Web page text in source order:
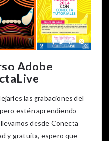
Adobe
las grabaciones del
estén aprendiendo
desde Conecta
y gratuita, espero que